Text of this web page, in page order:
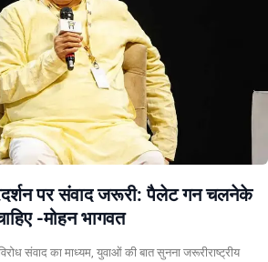
पर संवाद जरूरी: पैलेट गन चलनेके
-मोहन भागवत
संवाद का माध्यम, युवाओं की बात सुनना जरूरीराष्ट्रीय